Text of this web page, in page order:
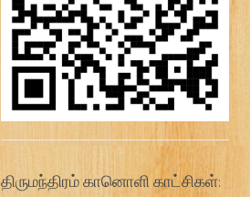
திருமந்திரம் கானொளி காட்சிகள்: